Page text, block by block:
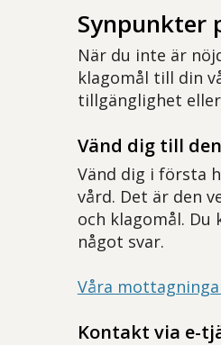
Synpunkter
När du inte är
klagomål till din
tillgänglighet
Vänd dig till
Vänd dig i första
vård. Det är den
och klagomål. Du
något svar.
Våra
Kontakt via e-